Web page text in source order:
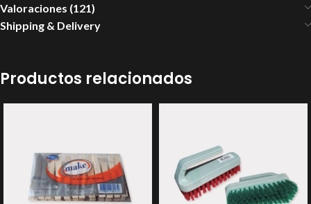
Valoraciones (121)
Shipping & Delivery
Productos relacionados